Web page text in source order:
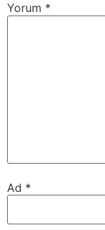
Yorum *
Ad *